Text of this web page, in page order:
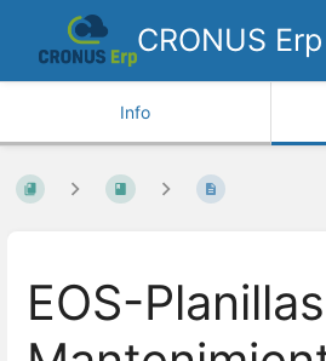
CRONUS
Info
EOS-